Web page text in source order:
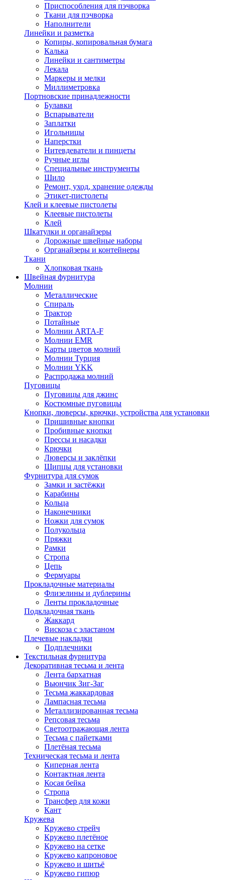
Приспособления для пэчворка
Ткани для пэчворка
Наполнители
Линейки и разметка
Копиры, копировальная бумага
Калька
Линейки и сантиметры
Лекала
Маркеры и мелки
Миллиметровка
Портновские принадлежности
Булавки
Вспарыватели
Заплатки
Игольницы
Наперстки
Нитевдеватели и пинцеты
Ручные иглы
Специальные инструменты
Шило
Ремонт, уход, хранение одежды
Этикет-пистолеты
Клей и клеевые пистолеты
Клеевые пистолеты
Клей
Шкатулки и органайзеры
Дорожные швейные наборы
Органайзеры и контейнеры
Ткани
Хлопковая ткань
Швейная фурнитура
Молнии
Металлические
Спираль
Трактор
Потайные
Молнии ARTA-F
Молнии EMR
Карты цветов молний
Молнии Турция
Молнии YKK
Распродажа молний
Пуговицы
Пуговицы для джинс
Костюмные пуговицы
Кнопки, люверсы, крючки, устройства для установки
Пришивные кнопки
Пробивные кнопки
Прессы и насадки
Крючки
Люверсы и заклёпки
Щипцы для установки
Фурнитура для сумок
Замки и застёжки
Карабины
Кольца
Наконечники
Ножки для сумок
Полукольца
Пряжки
Рамки
Стропа
Цепь
Фермуары
Прокладочные материалы
Флизелины и дублерины
Ленты прокладочные
Подкладочная ткань
Жаккард
Вискоза с эластаном
Плечевые накладки
Подплечники
Текстильная фурнитура
Декоративная тесьма и лента
Лента бархатная
Вьюнчик Зиг-Заг
Тесьма жаккардовая
Лампасная тесьма
Металлизированная тесьма
Репсовая тесьма
Светоотражающая лента
Тесьма с пайетками
Плетёная тесьма
Техническая тесьма и лента
Киперная лента
Контактная лента
Косая бейка
Стропа
Трансфер для кожи
Кант
Кружева
Кружево стрейч
Кружево плетёное
Кружево на сетке
Кружево капроновое
Кружево и шитьё
Кружево гипюр